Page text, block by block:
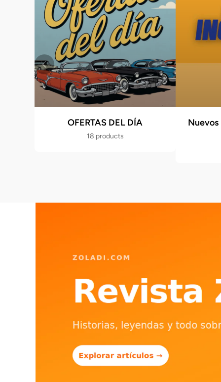
OFERTAS DEL DÍA
18 products
Nuevos